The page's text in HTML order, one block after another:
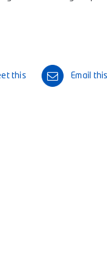
this Email